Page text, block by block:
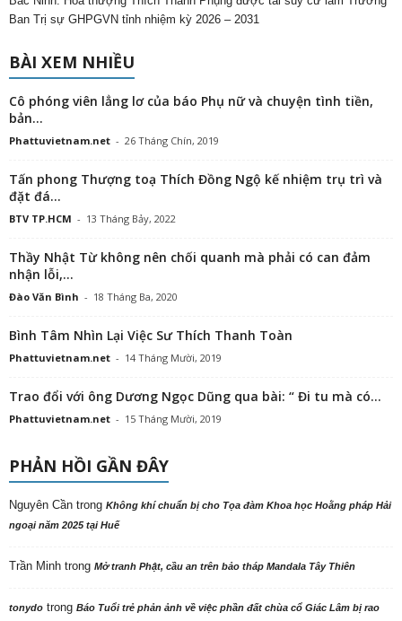
Ban Trị sự GHPGVN tỉnh nhiệm kỳ 2026 – 2031
BÀI XEM NHIỀU
Cô phóng viên lẳng lơ của báo Phụ nữ và chuyện tình tiền,
bản...
Phattuvietnam.net - 26 Tháng Chín, 2019
Tấn phong Thượng toạ Thích Đồng Ngộ kế nhiệm trụ trì và
đặt đá...
BTV TP.HCM - 13 Tháng Bảy, 2022
Thầy Nhật Từ không nên chối quanh mà phải có can đảm
nhận lỗi,...
Đào Văn Bình - 18 Tháng Ba, 2020
Bình Tâm Nhìn Lại Việc Sư Thích Thanh Toàn
Phattuvietnam.net - 14 Tháng Mười, 2019
Trao đổi với ông Dương Ngọc Dũng qua bài: “ Đi tu mà có...
Phattuvietnam.net - 15 Tháng Mười, 2019
PHẢN HỒI GẦN ĐÂY
Nguyên Cần trong Không khí chuẩn bị cho Tọa đàm Khoa học Hoằng pháp Hải
ngoại năm 2025 tại Huế
Trần Minh trong Mở tranh Phật, cầu an trên bảo tháp Mandala Tây Thiên
tonydo trong Báo Tuổi trẻ phản ảnh về việc phần đất chùa cổ Giác Lâm bị rao